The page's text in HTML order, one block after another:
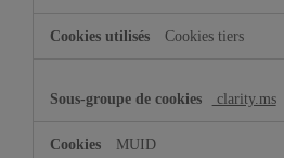
Cookies tiers
clarity.ms
MUID